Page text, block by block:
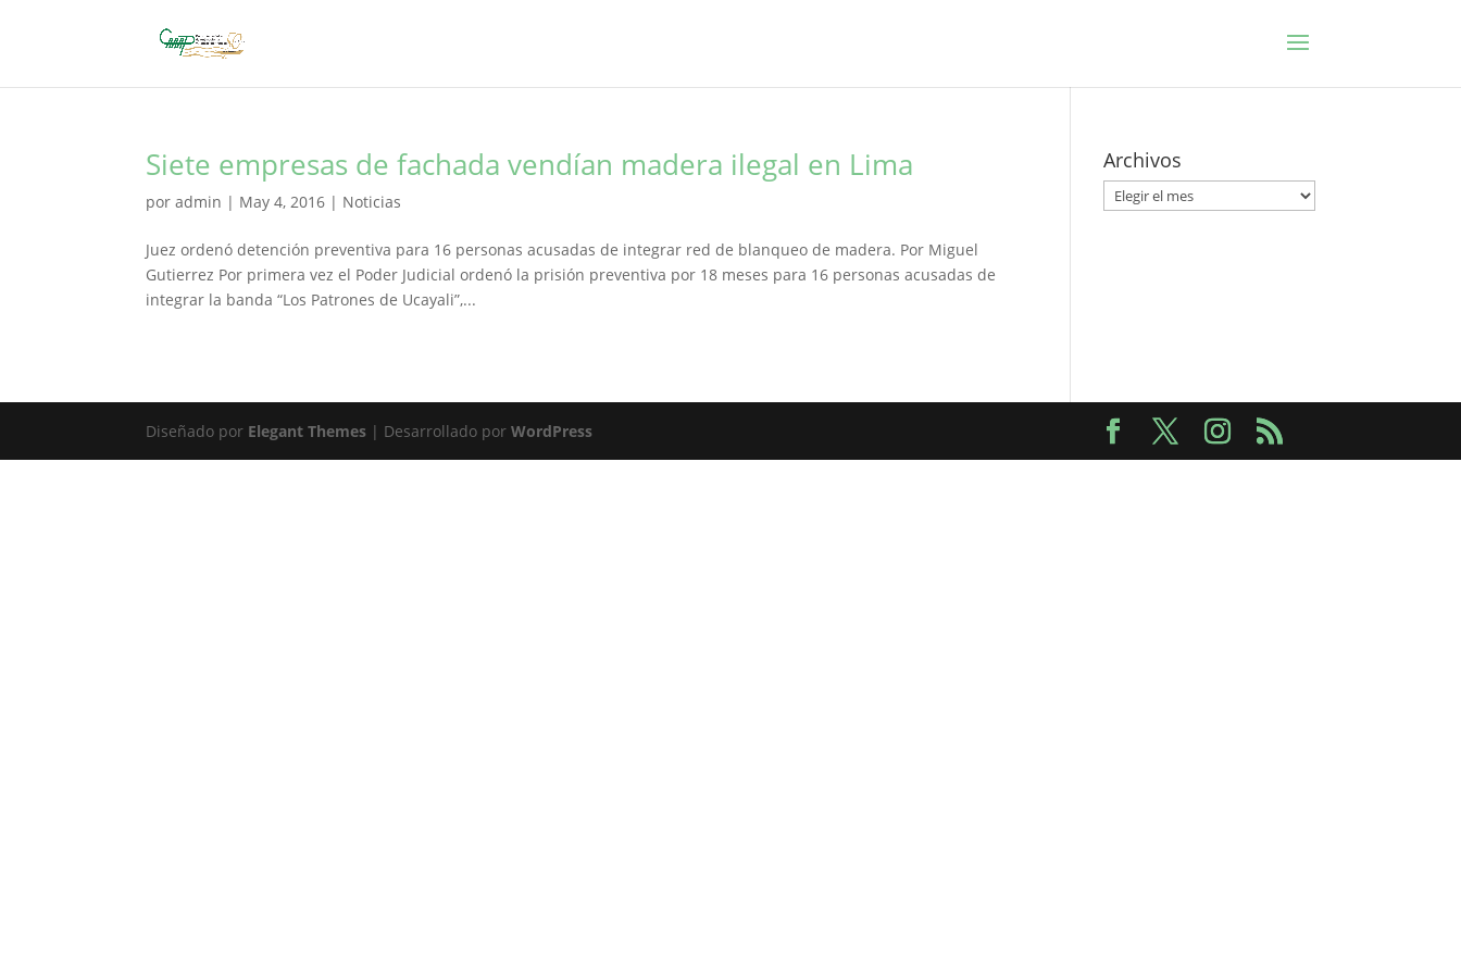
Siete empresas de fachada vendían madera ilegal en Lima
poradmin | May 4, 2016 | Noticias
Juez ordenó detención preventiva para 16 personas acusadas de integrar red de blanqueo de madera. Por Miguel
Gutierrez Por primera vez el Poder Judicial ordenó la prisión preventiva por 18 meses para 16 personas acusadas de
integrar la banda “Los Patrones de Ucayali”,...
Archivos
Archivos
Diseñado por Elegant Themes | Desarrollado porWordPress